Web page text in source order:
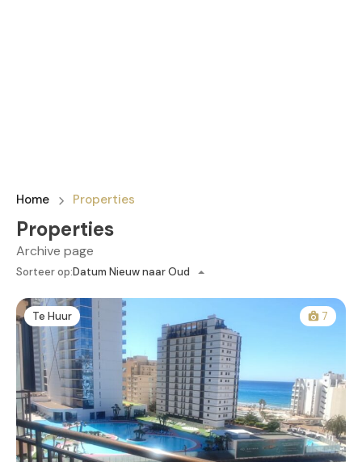
Home Properties
Properties
Archive page
Sorteer op:Datum Nieuw naar Oud
Te Huur 7